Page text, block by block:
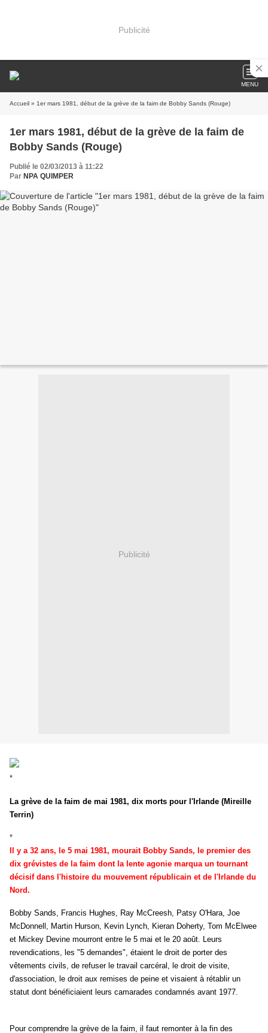
Publicité
MENU
Accueil » 1er mars 1981, début de la grève de la faim de Bobby Sands (Rouge)
1er mars 1981, début de la grève de la faim de
Bobby Sands (Rouge)
Publié le 02/03/2013 à 11:22
Par NPA QUIMPER
Publicité
*
La grève de la faim de mai 1981, dix morts pour l'Irlande (Mireille
Terrin)
*
Il y a 32 ans, le 5 mai 1981, mourait Bobby Sands, le premier des
dix grévistes de la faim dont la lente agonie marqua un tournant
décisif dans l'histoire du mouvement républicain et de l'Irlande du
Nord.
Bobby Sands, Francis Hughes, Ray McCreesh, Patsy O'Hara, Joe
McDonnell, Martin Hurson, Kevin Lynch, Kieran Doherty, Tom McElwee
et Mickey Devine mourront entre le 5 mai et le 20 août. Leurs
revendications, les "5 demandes", étaient le droit de porter des
vêtements civils, de refuser le travail carcéral, le droit de visite,
d'association, le droit aux remises de peine et visaient à rétablir un
statut dont bénéficiaient leurs camarades condamnés avant 1977.
Pour comprendre la grève de la faim, il faut remonter à la fin des